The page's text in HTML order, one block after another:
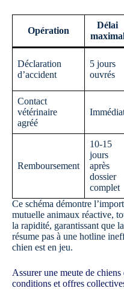
Opération
Délai
Déclaration
d’accident
5 jours
ouvrés
Contact
vétérinaire
agréé
Remboursement
10-15
jours
après
dossier
complet
Ce schéma démontre
mutuelle animaux réactive,
la rapidité, garantissant que
résume pas à une hotline
chien est en jeu.
Assurer une meute de
conditions et offres